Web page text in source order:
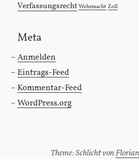
Verfassungsrecht Wehrmacht Zoll
Meta
Anmelden
Eintrags-Feed
Kommentar-Feed
WordPress.org
Theme: Schlicht von